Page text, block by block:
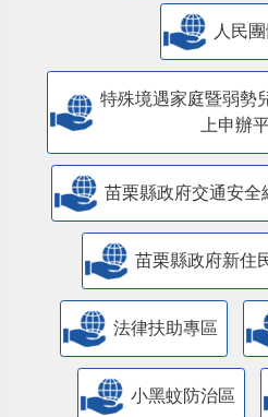
人民
特殊境遇家庭暨弱勢
上申辦
苗栗縣政府交通安全
苗栗縣政府新住
法律扶助專區
小黑蚊防治區